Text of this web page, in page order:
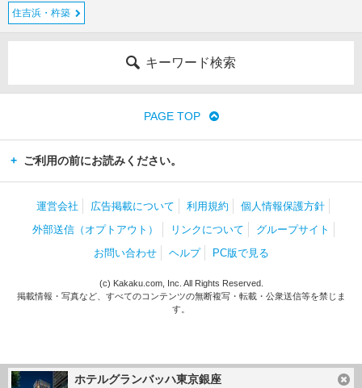
ホテルグランバッハ東京銀座
住吉浜・杵築
キーワード検索
PAGE TOP
ご利用の前にお読みください。
運営会社 広告掲載について 利用規約
個人情報保護方針
外部送信（オプトアウト）
リンクについて
グループサイト
お問い合わせ
ヘルプ PC版で見る
(c) Kakaku.com, Inc. All Rights Reserved.
掲載情報・写真など、すべてのコンテンツの無断複写・転載・公衆送信等を禁じま
す。